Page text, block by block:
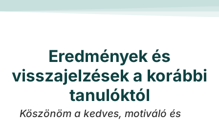
Eredmények és
visszajelzések a korábbi
tanulóktól
Köszönöm a kedves, motiváló és